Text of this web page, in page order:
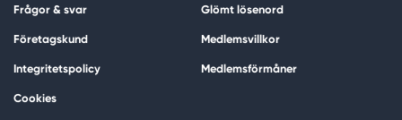
Frågor & svar
Företagskund
Integritetspolicy
Cookies
Glömt lösenord
Medlemsvillkor
Medlemsförmåner